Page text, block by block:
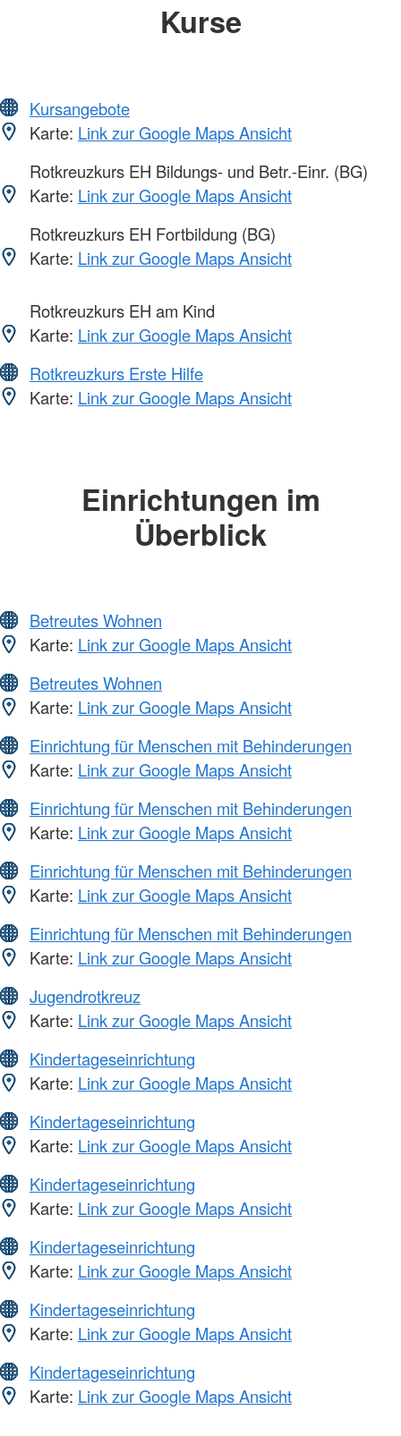
Kurse
Kursangebote
Karte: Link zur Google Maps Ansicht
Rotkreuzkurs EH Bildungs- und Betr.-Einr. (BG)
Karte: Link zur Google Maps Ansicht
Rotkreuzkurs EH Fortbildung (BG)
Karte: Link zur Google Maps Ansicht
Rotkreuzkurs EH am Kind
Karte: Link zur Google Maps Ansicht
Rotkreuzkurs Erste Hilfe
Karte: Link zur Google Maps Ansicht
Einrichtungen im
Überblick
Betreutes Wohnen
Karte: Link zur Google Maps Ansicht
Betreutes Wohnen
Karte: Link zur Google Maps Ansicht
Einrichtung für Menschen mit Behinderungen
Karte: Link zur Google Maps Ansicht
Einrichtung für Menschen mit Behinderungen
Karte: Link zur Google Maps Ansicht
Einrichtung für Menschen mit Behinderungen
Karte: Link zur Google Maps Ansicht
Einrichtung für Menschen mit Behinderungen
Karte: Link zur Google Maps Ansicht
Jugendrotkreuz
Karte: Link zur Google Maps Ansicht
Kindertageseinrichtung
Karte: Link zur Google Maps Ansicht
Kindertageseinrichtung
Karte: Link zur Google Maps Ansicht
Kindertageseinrichtung
Karte: Link zur Google Maps Ansicht
Kindertageseinrichtung
Karte: Link zur Google Maps Ansicht
Kindertageseinrichtung
Karte: Link zur Google Maps Ansicht
Kindertageseinrichtung
Karte: Link zur Google Maps Ansicht